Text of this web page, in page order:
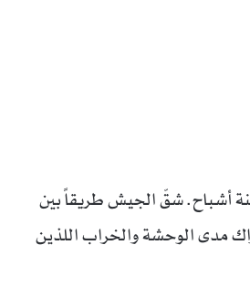
إلى مدينة أشباح. شقّ الجيش طريقاً بين
مدى الوحشة والخراب اللذين